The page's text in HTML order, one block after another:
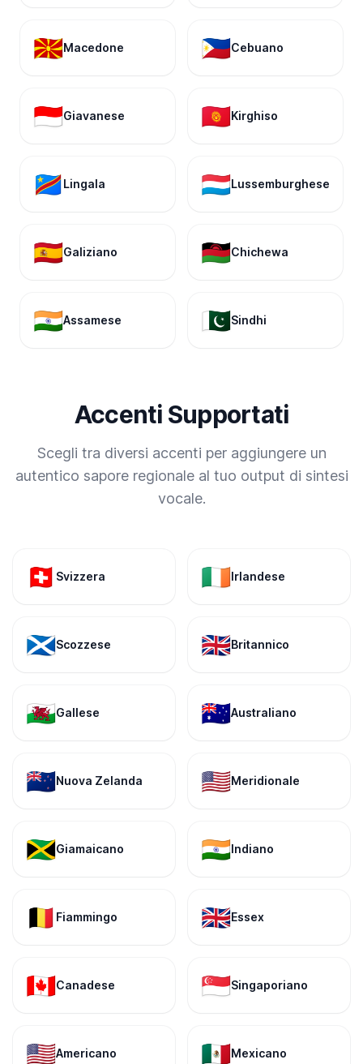
🇲🇰Macedone 🇵🇭Cebuano
🇮🇩Giavanese 🇰🇬Kirghiso
🇨🇩Lingala 🇱🇺Lussemburghese
🇪🇸Galiziano 🇲🇼Chichewa
🇮🇳Assamese 🇵🇰Sindhi
Accenti Supportati
Scegli tra diversi accenti per aggiungere un
autentico sapore regionale al tuo output di sintesi
vocale.
🇨🇭 Svizzera 🇮🇪Irlandese
🏴󠁧󠁢󠁳󠁣󠁴󠁿Scozzese 🇬🇧Britannico
🏴󠁧󠁢󠁷󠁬󠁳󠁿Gallese 🇦🇺Australiano
🇳🇿Nuova Zelanda 🇺🇸Meridionale
🇯🇲Giamaicano 🇮🇳Indiano
🇧🇪 Fiammingo 🇬🇧Essex
🇨🇦Canadese 🇸🇬Singaporiano
🇺🇸Americano 🇲🇽Mexicano